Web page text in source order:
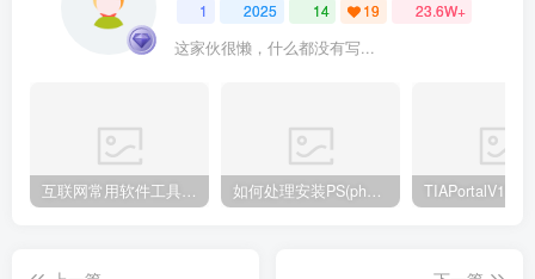
1 2025 14 19 23.6W+
这家伙很懒，什么都没有写...
互联网常用软件工具资源汇总贴 如何处理安装PS(photoshop cc2018) 时，提示系统或者IE浏览器需要升级